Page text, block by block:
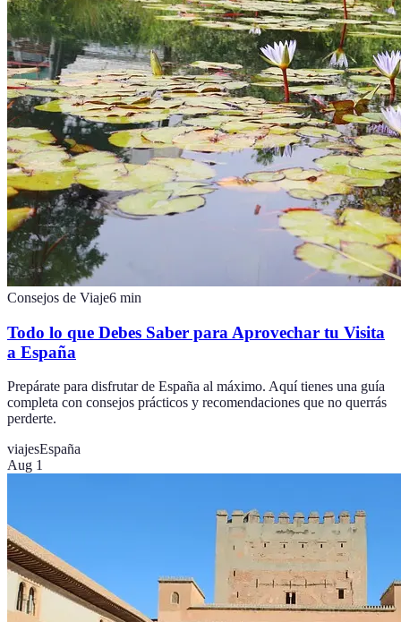
Consejos de Viaje6 min
Todo lo que Debes Saber para Aprovechar tu Visita
a España
Prepárate para disfrutar de España al máximo. Aquí tienes una guía
completa con consejos prácticos y recomendaciones que no querrás
perderte.
viajesEspaña
Aug 1